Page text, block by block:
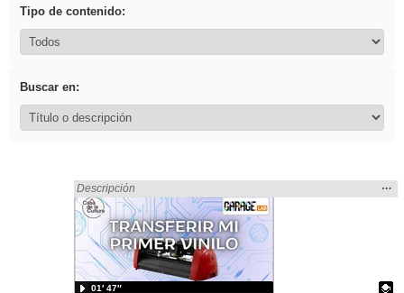
Tipo de contenido:
Buscar en:
Encontrado «carrocero» en:
Descripción
la
…
01′ 47″